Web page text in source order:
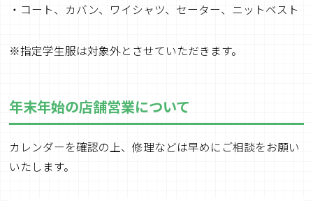
・コート、カバン、ワイシャツ、セーター、ニットベスト
※指定学生服は対象外とさせていただきます。
年末年始の店舗営業について
カレンダーを確認の上、修理などは早めにご相談をお願い
いたします。